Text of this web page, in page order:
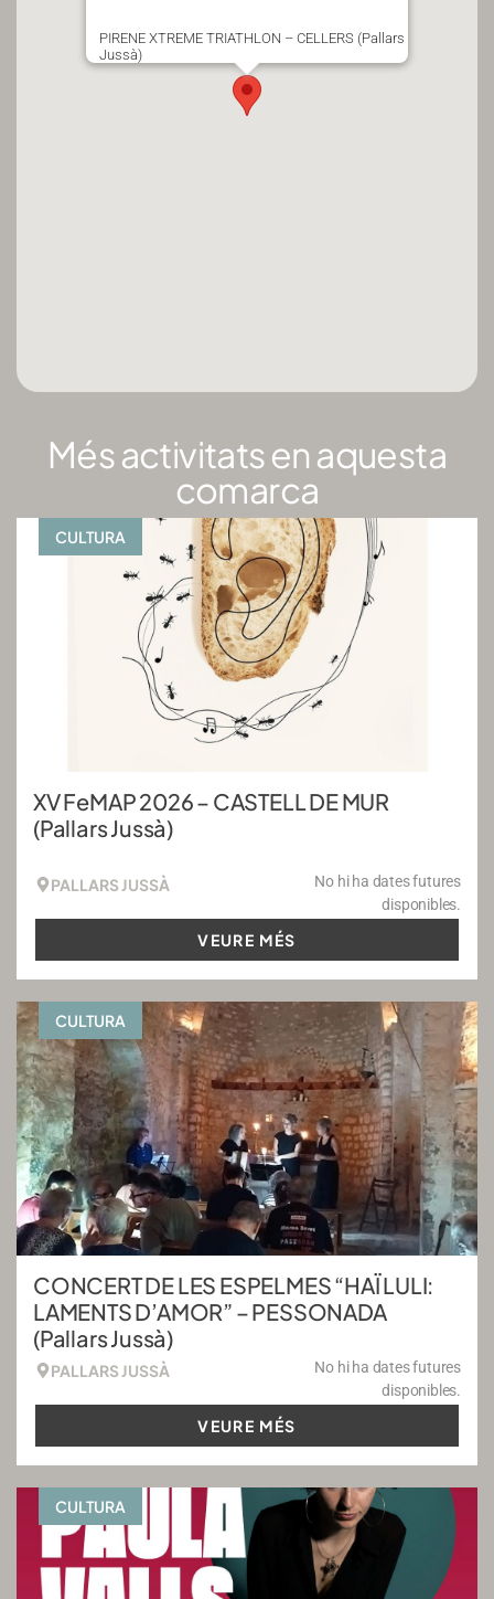
PIRENE XTREME TRIATHLON – CELLERS (Pallars
Jussà)
Més activitats en aquesta
comarca
CULTURA
XV FeMAP 2026 – CASTELL DE MUR
(Pallars Jussà)
PALLARS JUSSÀ
No hi ha dates futures
disponibles.
VEURE MÉS
CULTURA
CONCERT DE LES ESPELMES “HAÏ LULI:
LAMENTS D’AMOR” – PESSONADA
(Pallars Jussà)
PALLARS JUSSÀ
No hi ha dates futures
disponibles.
VEURE MÉS
CULTURA